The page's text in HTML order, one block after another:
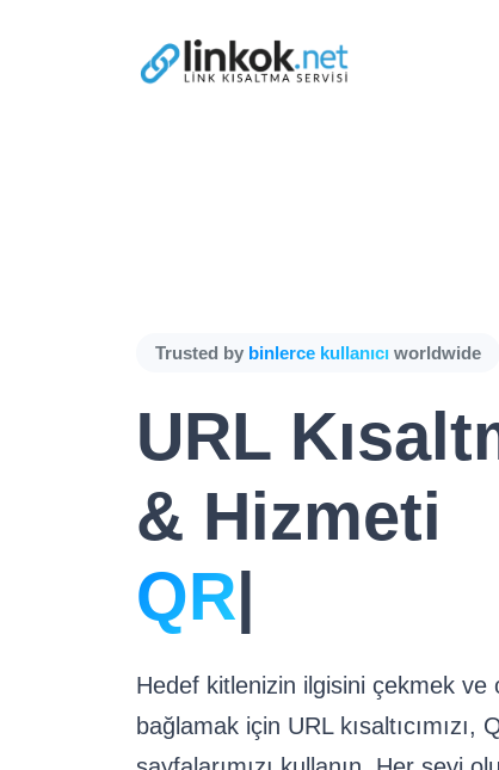
Trusted by binlerce kullanıcı worldwide
URL
& Hizmeti
QR kodları.
Hedef kitlenizin ilgisini çekmek ve
bağlamak için URL kısaltıcımızı,